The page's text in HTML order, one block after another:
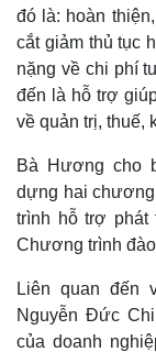
đó là: hoàn
cắt giảm thủ tục
nặng về chi phí
đến là hỗ trợ
về quản trị, thuế,
Bà Hương cho
dựng hai
trình hỗ trợ phát
Chương trình
Liên quan đến
Nguyễn Đức
của doanh